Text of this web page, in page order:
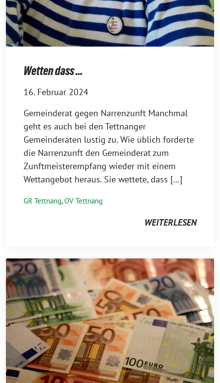
Wetten dass …
16. Februar 2024
Gemeinderat gegen Narrenzunft Manchmal
geht es auch bei den Tettnanger
Gemeinderäten lus­tig zu. Wie üblich for­der­te
die Narrenzunft den Gemeinderat zum
Zunftmeisterempfang wie­der mit einem
Wettangebot her­aus. Sie wet­te­te, dass […]
GR Tettnang,OV Tettnang
WEITERLESEN